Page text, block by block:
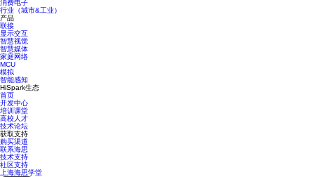
消费电子
行业（城市&工业）
产品
联接
显示交互
智慧视觉
智慧媒体
家庭网络
MCU
模拟
智能感知
HiSpark生态
首页
开发中心
培训课堂
高校人才
技术论坛
获取支持
购买渠道
联系海思
技术支持
社区支持
上海海思学堂